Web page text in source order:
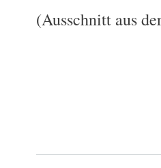
(Ausschnitt aus